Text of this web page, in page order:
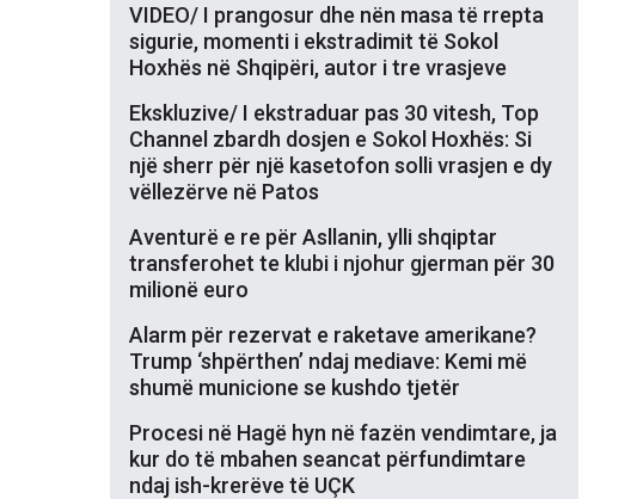
VIDEO/ I prangosur dhe nën masa të rrepta
sigurie, momenti i ekstradimit të Sokol
Hoxhës në Shqipëri, autor i tre vrasjeve
Ekskluzive/ I ekstraduar pas 30 vitesh, Top
Channel zbardh dosjen e Sokol Hoxhës: Si
një sherr për një kasetofon solli vrasjen e dy
vëllezërve në Patos
Aventurë e re për Asllanin, ylli shqiptar
transferohet te klubi i njohur gjerman për 30
milionë euro
Alarm për rezervat e raketave amerikane?
Trump ‘shpërthen’ ndaj mediave: Kemi më
shumë municione se kushdo tjetër
Procesi në Hagë hyn në fazën vendimtare, ja
kur do të mbahen seancat përfundimtare
ndaj ish-krerëve të UÇK